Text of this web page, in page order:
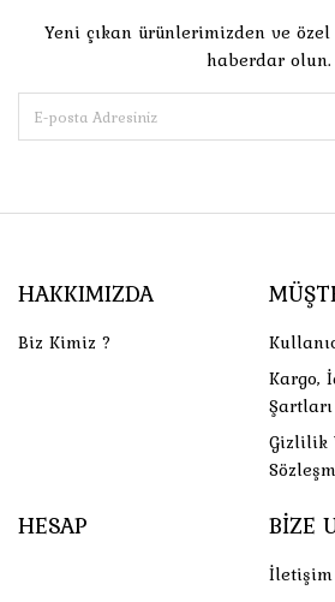
Yeni çıkan ürünlerimizden ve özel
haberdar olun.
HAKKIMIZDA
Biz Kimiz ?
Kargo,
Şartları
Gizlilik
HESAP BIZE
İletişim